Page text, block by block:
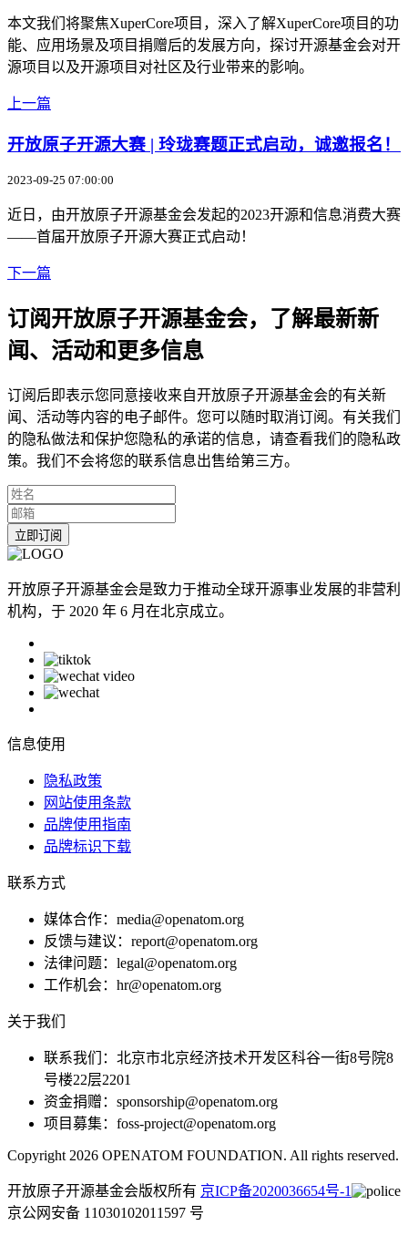
本文我们将聚焦XuperCore项目，深入了解XuperCore项目的功
能、应用场景及项目捐赠后的发展方向，探讨开源基金会对开
源项目以及开源项目对社区及行业带来的影响。
上一篇
开放原子开源大赛 | 玲珑赛题正式启动，诚邀报名！
2023-09-25 07:00:00
近日，由开放原子开源基金会发起的2023开源和信息消费大赛
——首届开放原子开源大赛正式启动！
下一篇
订阅开放原子开源基金会，了解最新新
闻、活动和更多信息
订阅后即表示您同意接收来自开放原子开源基金会的有关新
闻、活动等内容的电子邮件。您可以随时取消订阅。有关我们
的隐私做法和保护您隐私的承诺的信息，请查看我们的隐私政
策。我们不会将您的联系信息出售给第三方。
立即订阅
开放原子开源基金会是致力于推动全球开源事业发展的非营利
机构，于 2020 年 6 月在北京成立。
信息使用
隐私政策
网站使用条款
品牌使用指南
品牌标识下载
联系方式
媒体合作：media@openatom.org
反馈与建议：report@openatom.org
法律问题：legal@openatom.org
工作机会：hr@openatom.org
关于我们
联系我们：北京市北京经济技术开发区科谷一街8号院8
号楼22层2201
资金捐赠：sponsorship@openatom.org
项目募集：foss-project@openatom.org
Copyright 2026 OPENATOM FOUNDATION. All rights reserved.
开放原子开源基金会版权所有 京ICP备2020036654号-1
京公网安备 11030102011597 号